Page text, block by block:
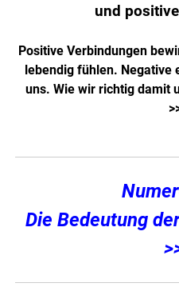
und
Positive Verbindungen
lebendig fühlen. Negative
uns. Wie wir richtig damit
Die Bedeutung